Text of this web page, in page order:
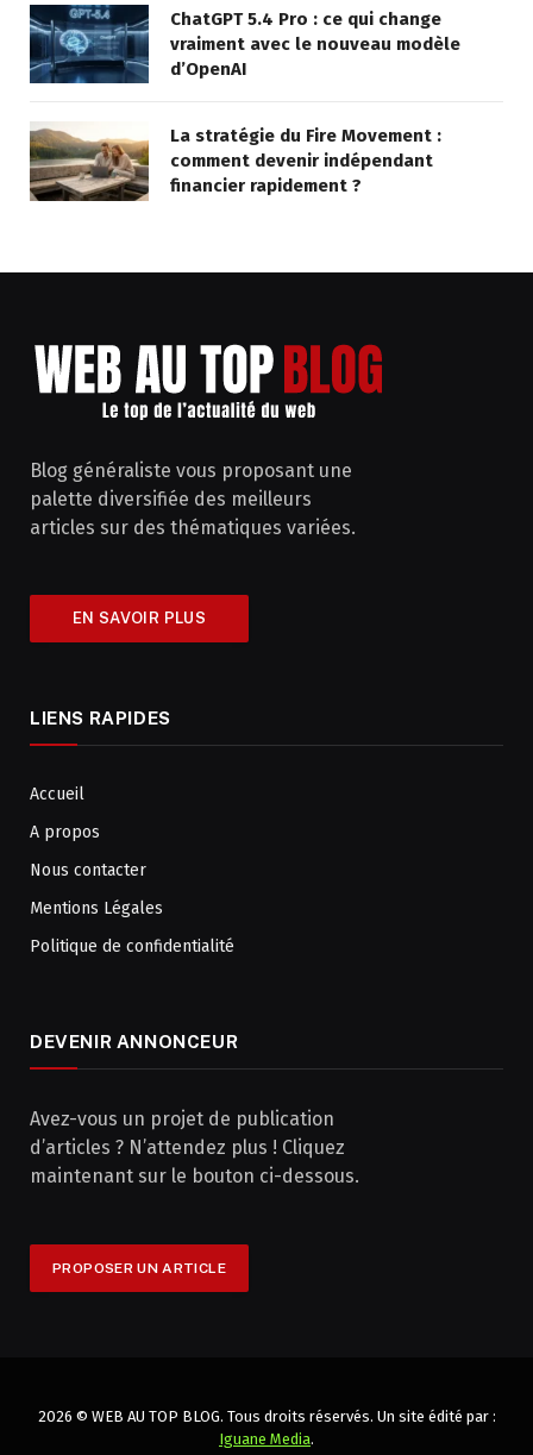
ChatGPT 5.4 Pro : ce qui change
vraiment avec le nouveau modèle
d’OpenAI
La stratégie du Fire Movement :
comment devenir indépendant
financier rapidement ?
Blog généraliste vous proposant une
palette diversifiée des meilleurs
articles sur des thématiques variées.
EN SAVOIR PLUS
LIENS RAPIDES
Accueil
A propos
Nous contacter
Mentions Légales
Politique de confidentialité
DEVENIR ANNONCEUR
Avez-vous un projet de publication
d’articles ? N’attendez plus ! Cliquez
maintenant sur le bouton ci-dessous.
PROPOSER UN ARTICLE
2026 © WEB AU TOP BLOG. Tous droits réservés. Un site édité par :
Iguane Media.